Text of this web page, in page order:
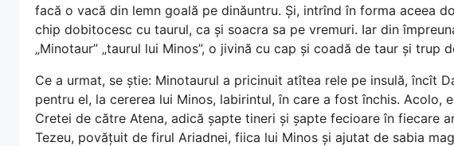
facă o vacă din lemn goală pe dinăuntru. Și, intrînd în forma aceea
chip dobitocesc cu taurul, ca și soacra sa pe vremuri. Iar din
„Minotaur” „taurul lui Minos”, o jivină cu cap și coadă de taur și trup
Ce a urmat, se știe: Minotaurul a pricinuit atîtea rele pe insulă, încît
pentru el, la cererea lui Minos, labirintul, în care a fost închis. Acolo,
Cretei de către Atena, adică șapte tineri și șapte fecioare în fiecare
Tezeu, povățuit de firul Ariadnei, fiica lui Minos și ajutat de sabia